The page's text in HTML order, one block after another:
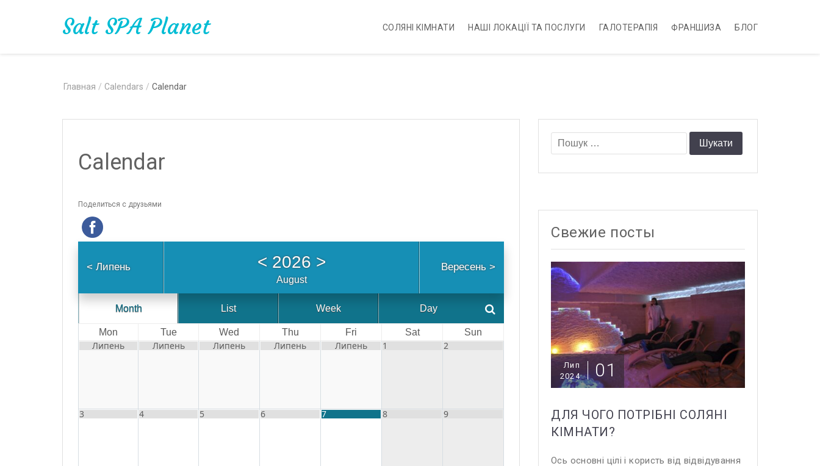
Salt SPA Planet CОЛЯНІ КІМНАТИ НАШІ ЛОКАЦІЇ ТА ПОСЛУГИ ГАЛОТЕРАПІЯ ФРАНШИЗА БЛОГ
Главная / Calendars / Calendar
Calendar
Поделиться с друзьями
<Липень < 2026 >
August
Вересень>
Month List Week Day
Mon Tue Wed Thu Fri Sat Sun
Липень Липень Липень Липень Липень 1 2
3 4 5 6 7 8 9
Пошук:
Свежие посты
Лип
2024
01
ДЛЯ ЧОГО ПОТРІБНІ СОЛЯНІ
КІМНАТИ?
Ось основні цілі і користь від відвідування